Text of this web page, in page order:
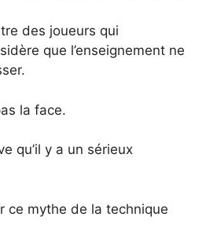
des joueurs qui
que l’enseignement ne
la face.
qu’il y a un sérieux
ce mythe de la technique